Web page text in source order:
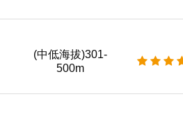
(中低海拔)301-
500m